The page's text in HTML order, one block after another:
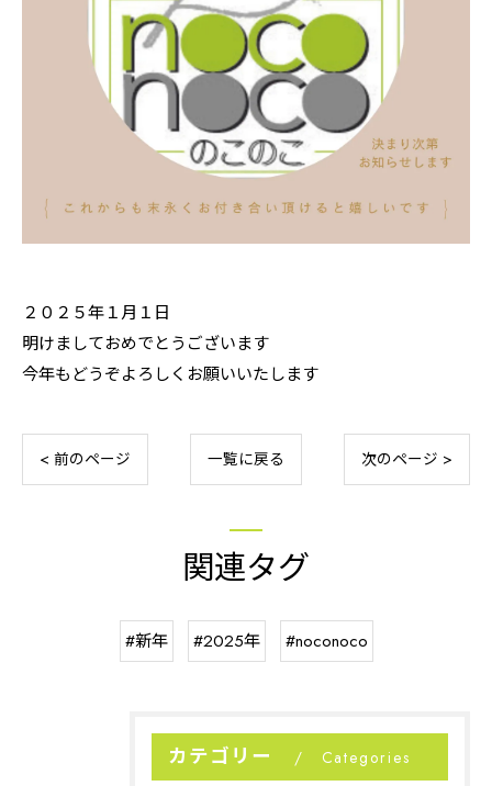
２０２５年１月１日
明けましておめでとうございます
今年もどうぞよろしくお願いいたします
< 前のページ 一覧に戻る 次のページ >
関連タグ
#新年 #2025年 #noconoco
カテゴリー Categories